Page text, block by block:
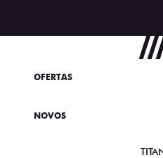
OFERTAS
NOVOS